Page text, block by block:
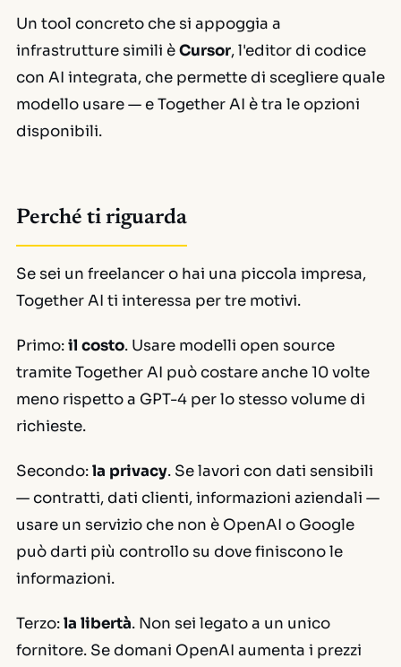
Un tool concreto che si appoggia a
infrastrutture simili èCursor, l'editor di codice
con AI integrata, che permette di scegliere quale
modello usare — e Together AI è tra le opzioni
disponibili.
Perché ti riguarda
Se sei un freelancer o hai una piccola impresa,
Together AI ti interessa per tre motivi.
Primo:il costo. Usare modelli open source
tramite Together AI può costare anche 10 volte
meno rispetto a GPT-4 per lo stesso volume di
richieste.
Secondo:la privacy. Se lavori con dati sensibili
— contratti, dati clienti, informazioni aziendali —
usare un servizio che non è OpenAI o Google
può darti più controllo su dove finiscono le
informazioni.
Terzo:la libertà. Non sei legato a un unico
fornitore. Se domani OpenAI aumenta i prezzi